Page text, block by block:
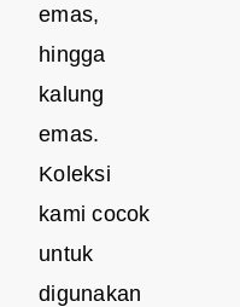
emas,
hingga
kalung
emas.
Koleksi
kami cocok
untuk
digunakan